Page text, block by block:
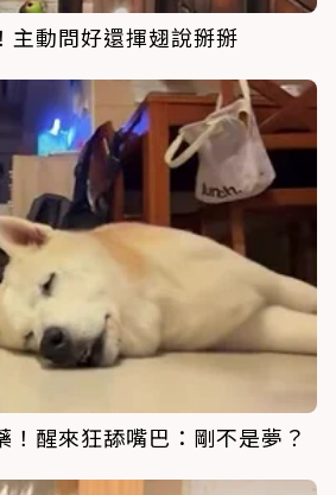
主動問好還揮翅說掰掰
！醒來狂舔嘴巴：剛不是夢？